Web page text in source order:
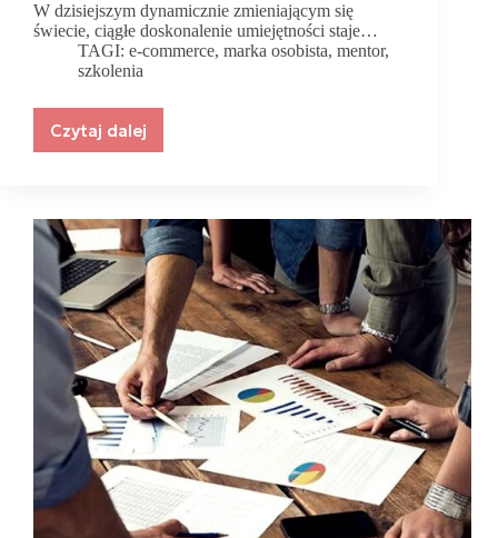
W dzisiejszym dynamicznie zmieniającym się
świecie, ciągłe doskonalenie umiejętności staje…
TAGI: e-commerce,marka osobista,mentor,
szkolenia
Czytaj dalej
Kursy
–
nowoczesny
sposób
na
rozwój
kariery